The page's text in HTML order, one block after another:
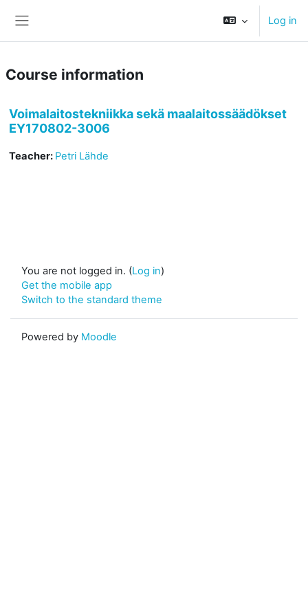
Log in
Course information
Voimalaitostekniikka sekä maalaitossäädökset
EY170802-3006
Teacher: Petri Lähde
You are not logged in. (Log in)
Get the mobile app
Switch to the standard theme
Powered by Moodle